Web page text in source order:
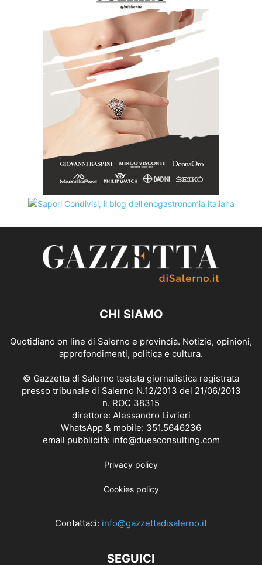
CHI SIAMO
Quotidiano on line di Salerno e provincia. Notizie, opinioni,
approfondimenti, politica e cultura.
© Gazzetta di Salerno testata giornalistica registrata
presso tribunale di Salerno N.12/2013 del 21/06/2013
n. ROC 38315
direttore: Alessandro Livrieri
WhatsApp & mobile: 351.5646236
email pubblicità: info@dueaconsulting.com
Privacy policy
Cookies policy
Contattaci: info@gazzettadisalerno.it
SEGUICI